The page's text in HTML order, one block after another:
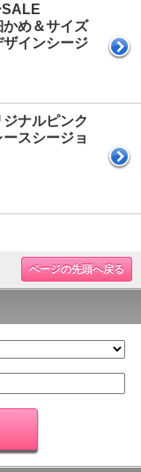
SALE
め＆サイズ
インシージ
ナルピンク
スシージョ
ページの先頭へ戻る